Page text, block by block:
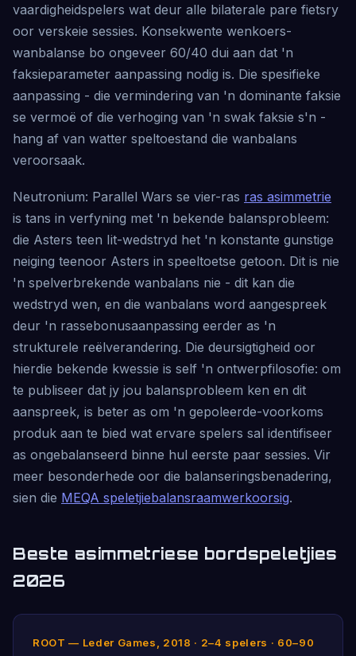
vaardigheidspelers wat deur alle bilaterale pare fietsry
oor verskeie sessies. Konsekwente wenkoers-
wanbalanse bo ongeveer 60/40 dui aan dat 'n
faksieparameter aanpassing nodig is. Die spesifieke
aanpassing - die vermindering van 'n dominante faksie
se vermoë of die verhoging van 'n swak faksie s'n -
hang af van watter speltoestand die wanbalans
veroorsaak.
Neutronium: Parallel Wars se vier-ras ras asimmetrie
is tans in verfyning met 'n bekende balansprobleem:
die Asters teen Iit-wedstryd het 'n konstante gunstige
neiging teenoor Asters in speeltoetse getoon. Dit is nie
'n spelverbrekende wanbalans nie - dit kan die
wedstryd wen, en die wanbalans word aangespreek
deur 'n rassebonusaanpassing eerder as 'n
strukturele reëlverandering. Die deursigtigheid oor
hierdie bekende kwessie is self 'n ontwerpfilosofie: om
te publiseer dat jy jou balansprobleem ken en dit
aanspreek, is beter as om 'n gepoleerde-voorkoms
produk aan te bied wat ervare spelers sal identifiseer
as ongebalanseerd binne hul eerste paar sessies. Vir
meer besonderhede oor die balanseringsbenadering,
sien die MEQA speletjiebalansraamwerkoorsig.
Beste asimmetriese bordspeletjies
2026
ROOT — Leder Games, 2018 · 2–4 spelers · 60–90